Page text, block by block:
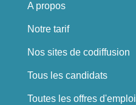
A propos
Notre tarif
Nos sites de codiffusion
Tous les candidats
Toutes les offres d'emploi